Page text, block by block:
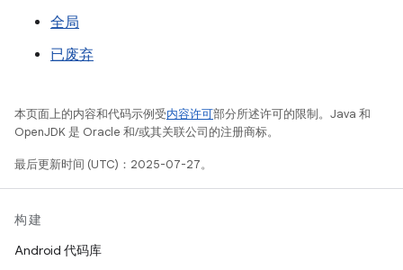
全局
已废弃
本页面上的内容和代码示例受内容许可部分所述许可的限制。Java 和
OpenJDK 是 Oracle 和/或其关联公司的注册商标。
最后更新时间 (UTC)：2025-07-27。
构建
Android 代码库